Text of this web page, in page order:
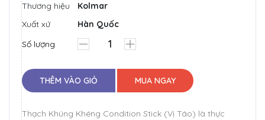
Thương hiệu
Kolmar
Xuất xứ
Hàn Quốc
Số lượng
THÊM VÀO GIỎ MUA NGAY
Thạch Khúng Khéng Condition Stick (Vị Táo) là thực